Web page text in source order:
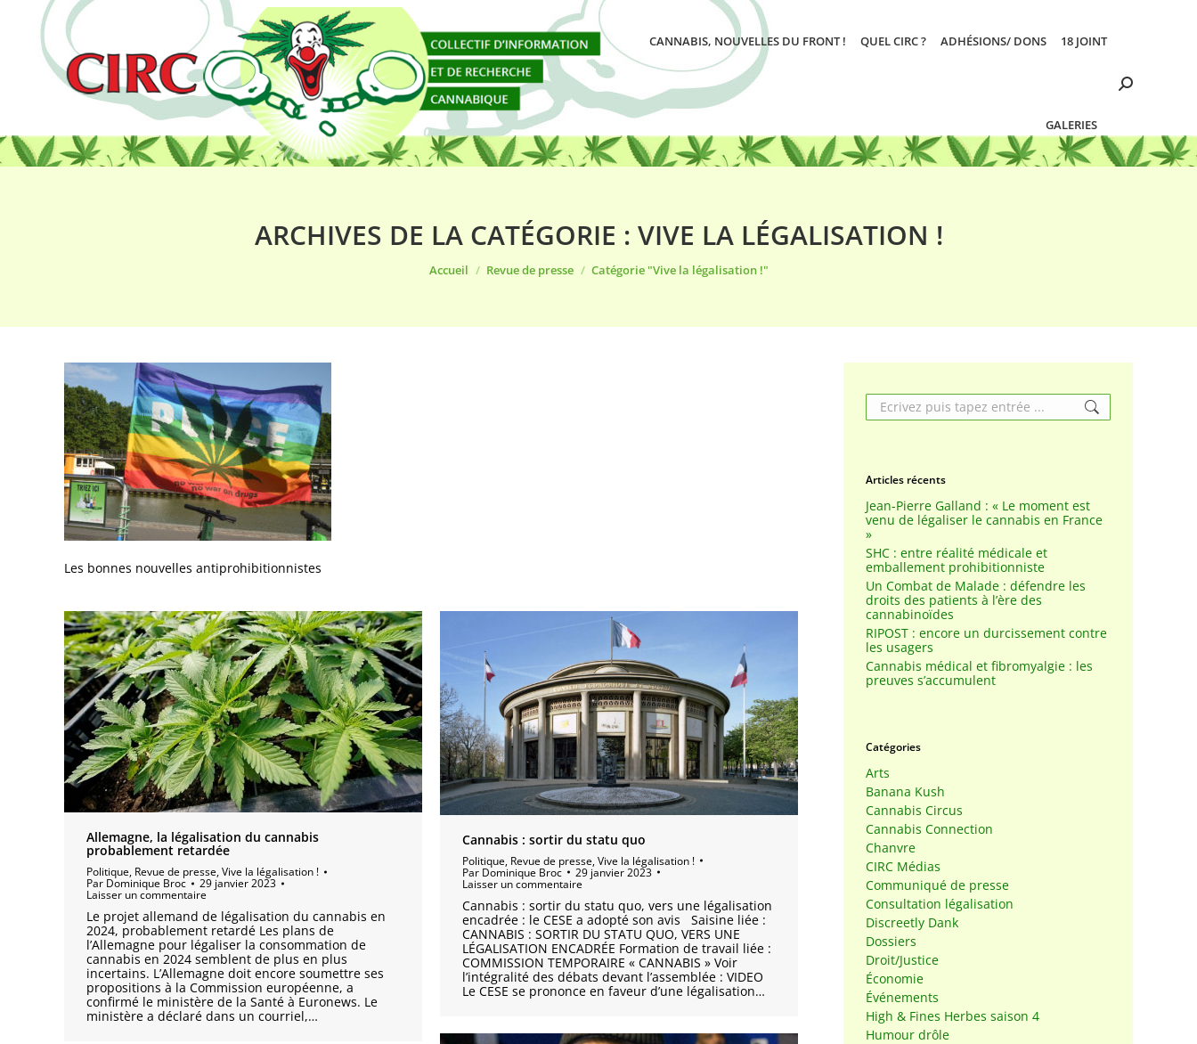
CANNABIS, NOUVELLES DU FRONT ! QUEL CIRC ? ADHÉSIONS/ DONS 18 JOINT
GALERIES
Search:
ARCHIVES DE LA CATÉGORIE : VIVE LA LÉGALISATION !
Accueil Revue de presse Catégorie "Vive la légalisation !"
Les bonnes nouvelles antiprohibitionnistes
Allemagne, la légalisation du cannabis
probablement retardée
Politique, Revue de presse,Vive la légalisation !
Par Dominique Broc 29 janvier 2023
Laisser un commentaire
Le projet allemand de légalisation du cannabis en
2024, probablement retardé Les plans de
l’Allemagne pour légaliser la consommation de
cannabis en 2024 semblent de plus en plus
incertains. L’Allemagne doit encore soumettre ses
propositions à la Commission européenne, a
confirmé le ministère de la Santé à Euronews. Le
ministère a déclaré dans un courriel,…
Cannabis : sortir du statu quo
Politique, Revue de presse,Vive la légalisation !
Par Dominique Broc 29 janvier 2023
Laisser un commentaire
Cannabis : sortir du statu quo, vers une légalisation
encadrée : le CESE a adopté son avis Saisine liée :
CANNABIS : SORTIR DU STATU QUO, VERS UNE
LÉGALISATION ENCADRÉE Formation de travail liée :
COMMISSION TEMPORAIRE « CANNABIS » Voir
l’intégralité des débats devant l’assemblée : VIDEO
Le CESE se prononce en faveur d’une légalisation…
Search:
Articles récents
Jean-Pierre Galland : « Le moment est
venu de légaliser le cannabis en France
»
SHC : entre réalité médicale et
emballement prohibitionniste
Un Combat de Malade : défendre les
droits des patients à l’ère des
cannabinoïdes
RIPOST : encore un durcissement contre
les usagers
Cannabis médical et fibromyalgie : les
preuves s’accumulent
Catégories
Arts
Banana Kush
Cannabis Circus
Cannabis Connection
Chanvre
CIRC Médias
Communiqué de presse
Consultation légalisation
Discreetly Dank
Dossiers
Droit/Justice
Économie
Événements
High & Fines Herbes saison 4
Humour drôle